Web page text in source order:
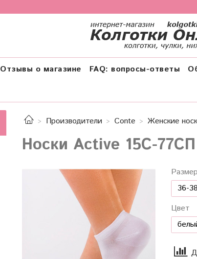
Отзывы о магазине FAQ: вопросы-ответы
Производители Conte Женские
Носки Active 15С-
Размер
Цвет